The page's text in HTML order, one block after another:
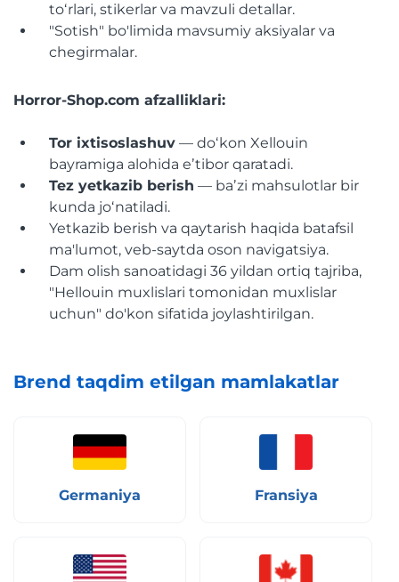
toʻrlari, stikerlar va mavzuli detallar.
"Sotish" bo'limida mavsumiy aksiyalar va
chegirmalar.
Horror-Shop.com afzalliklari:
Tor ixtisoslashuv — doʻkon Xellouin
bayramiga alohida eʼtibor qaratadi.
Tez yetkazib berish — baʼzi mahsulotlar bir
kunda joʻnatiladi.
Yetkazib berish va qaytarish haqida batafsil
ma'lumot, veb-saytda oson navigatsiya.
Dam olish sanoatidagi 36 yildan ortiq tajriba,
"Hellouin muxlislari tomonidan muxlislar
uchun" do'kon sifatida joylashtirilgan.
Brend taqdim etilgan mamlakatlar
Germaniya Fransiya